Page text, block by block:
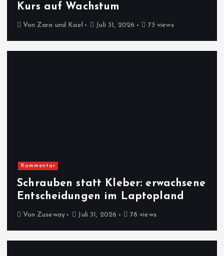
Kurs auf Wachstum
Von Zara und Kael Juli 31, 2026 73 views
Kommentar
Schrauben statt Kleber: erwachsene
Entscheidungen im Laptopland
Von Zuseway Juli 31, 2026 78 views